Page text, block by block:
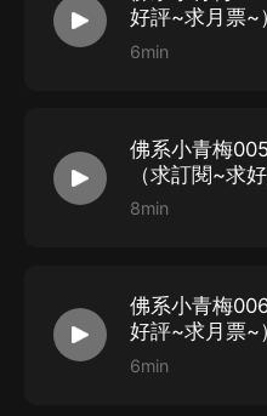
蔓草青竹——阮軟
作者——硯苓鈺
版權方——閱文集團
監制——於吉
后期——綰千年
畫本——蔓草青竹
美工——晴空咖啡
好評~求月票~）
6min
佛系小青梅
（求訂閱~求
8min
佛系小青梅
好評~求月票~）
6min